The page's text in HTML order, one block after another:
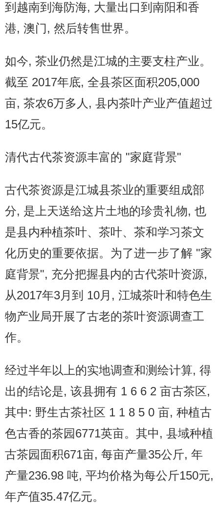
到越南到海防海, 大量出口到南阳和香
港, 澳门, 然后转售世界。
如今, 茶业仍然是江城的主要支柱产业。
截至 2017年底, 全县茶区面积205,000
亩, 茶农6万多人, 县内茶叶产业产值超过
15亿元。
清代古代茶资源丰富的 "家庭背景"
古代茶资源是江城县茶业的重要组成部
分, 是上天送给这片土地的珍贵礼物, 也
是县内种植茶叶、茶叶、茶和学习茶文
化历史的重要依据。为了进一步了解 "家
庭背景", 充分把握县内的古代茶叶资源,
从2017年3月到 10月, 江城茶叶和特色生
物产业局开展了古老的茶叶资源调查工
作。
经过半年以上的实地调查和测绘计算, 得
出的结论是, 该县拥有 1 6 6 2 亩古茶区,
其中: 野生古茶社区 1 1 8 5 0 亩, 种植古
色古香的茶园6771英亩。其中, 县域种植
古茶园面积671亩, 每亩产量35公斤, 年
产量236.98 吨, 平均价格为每公斤150元,
年产值35.47亿元。